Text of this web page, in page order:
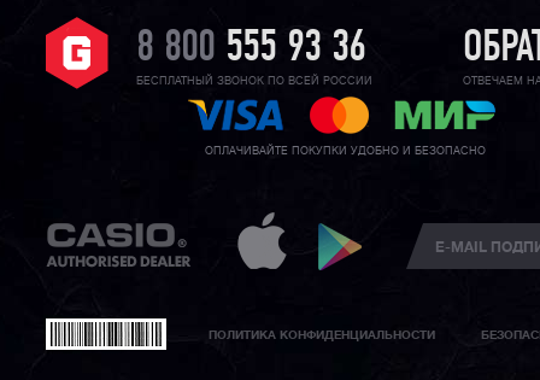
8 800 555 93 36
БЕСПЛАТНЫЙ ЗВОНОК ПО ВСЕЙ РОССИИ ОТВЕЧАЕМ
ОПЛАЧИВАЙТЕ ПОКУПКИ УДОБНО И БЕЗОПАСНО
ПОЛИТИКА КОНФИДЕНЦИАЛЬНОСТИ